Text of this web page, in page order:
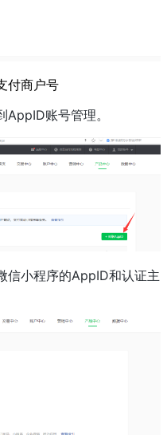
付商户号
账号管理。
信小程序的AppID和认证主